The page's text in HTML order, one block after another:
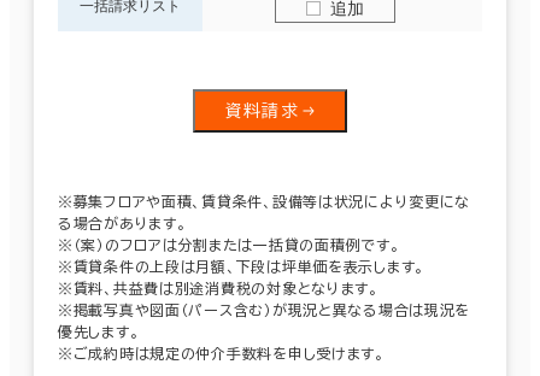
一括請求リスト 追加
資料請求
※募集フロアや面積、賃貸条件、設備等は状況により変更にな
る場合があります。
※（案）のフロアは分割または一括貸の面積例です。
※賃貸条件の上段は月額、下段は坪単価を表示します。
※賃料、共益費は別途消費税の対象となります。
※掲載写真や図面（パース含む）が現況と異なる場合は現況を
優先します。
※ご成約時は規定の仲介手数料を申し受けます。